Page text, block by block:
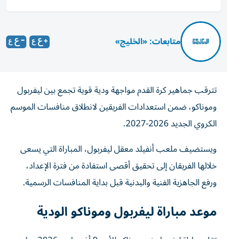
متابعات: «الخليج»
تترقب جماهير كرة القدم مواجهة ودية قوية تجمع بين ليفربول
وموناكو، ضمن استعدادات الفريقين لانطلاق منافسات الموسم
الكروي الجديد 2026-2027.
ويستضيف ملعب أنفيلد معقل ليفربول، المباراة التي يسعى
خلالها الفريقان إلى تحقيق أقصى استفادة من فترة الإعداد،
ورفع الجاهزية الفنية والبدنية قبل بداية المنافسات الرسمية.
موعد مباراة ليفربول وموناكو الودية